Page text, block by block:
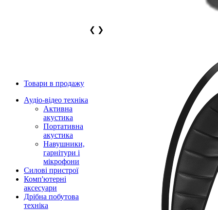
Товари в продажу
Аудіо-відео техніка
Активна
акустика
Портативна
акустика
Навушники,
гарнітури і
мікрофони
Силові пристрої
Комп'ютерні
аксесуари
Дрібна побутова
техніка
❮ ❯